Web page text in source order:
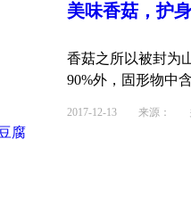
美味香菇，护
香菇之所以被封为
90%外，固形物中
2017-12-13 来源： 关